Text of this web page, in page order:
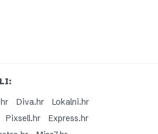
Diva.hr
Lokalni.hr
Pixsell.hr
Express.hr